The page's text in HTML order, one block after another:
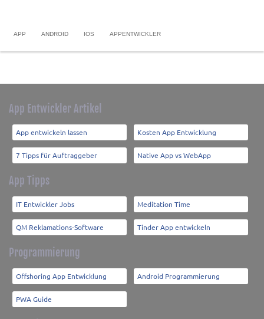
APP ANDROID IOS APPENTWICKLER
App Entwickler Artikel
App entwickeln lassen Kosten App Entwicklung
7 Tipps für Auftraggeber Native App vs WebApp
App Tipps
IT Entwickler Jobs Meditation Time
QM Reklamations-Software Tinder App entwickeln
Programmierung
Offshoring App Entwicklung Android Programmierung
PWA Guide